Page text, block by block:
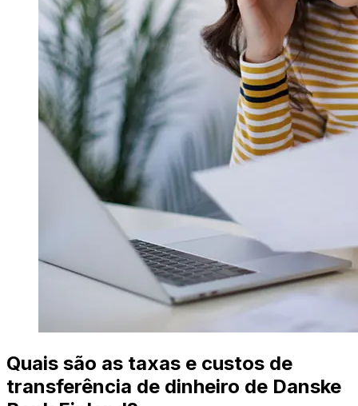
Quais são as taxas e custos de
transferência de dinheiro de Danske